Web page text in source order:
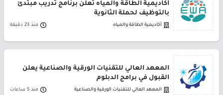
أكاديمية الطاقة والمياه تعلن برنامج تدريب مبتدئ
بالتوظيف لحملة الثانوية
أكاديمية الطاقة والمياه منذ 23 دقيقة
المعهد العالي للتقنيات الورقية والصناعية يعلن
القبول في برامج الدبلوم
المعهد العالي للتقنيات الورقية والصناعية منذ 5 ساعات